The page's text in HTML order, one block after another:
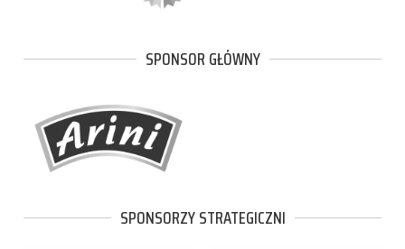
SPONSOR GŁÓWNY
SPONSORZY STRATEGICZNI